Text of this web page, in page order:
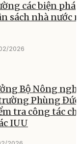
các biện
sách nhà nước
2026
Bộ Nông
Phùng Đức
tra công tác
IUU